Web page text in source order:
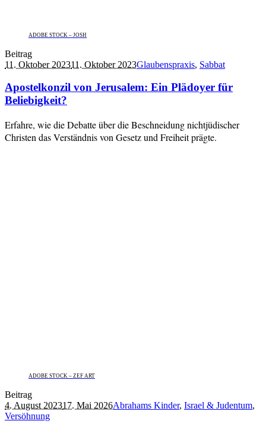
ADOBE STOCK – JOSH
Beitrag
11. Oktober 202311. Oktober 2023Glaubenspraxis, Sabbat
Apostelkonzil von Jerusalem: Ein Plädoyer für
Beliebigkeit?
Erfahre, wie die Debatte über die Beschneidung nichtjüdischer
Christen das Verständnis von Gesetz und Freiheit prägte.
ADOBE STOCK – ZEF ART
Beitrag
4. August 202317. Mai 2026Abrahams Kinder, Israel & Judentum,
Versöhnung